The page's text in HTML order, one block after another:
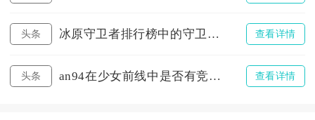
头条 冰原守卫者排行榜中的守卫者们都是谁 查看详情
头条 an94在少女前线中是否有竞争力 查看详情